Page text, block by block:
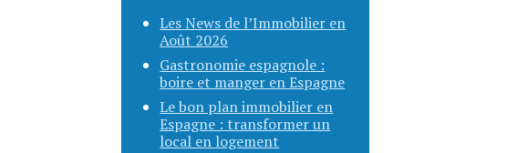
Les News de l’Immobilier en
Août 2026
Gastronomie espagnole :
boire et manger en Espagne
Le bon plan immobilier en
Espagne : transformer un
local en logement